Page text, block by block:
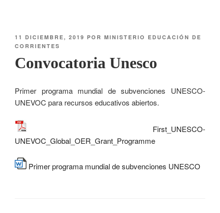
11 DICIEMBRE, 2019 POR MINISTERIO EDUCACIÓN DE
CORRIENTES
Convocatoria Unesco
Primer programa mundial de subvenciones UNESCO-
UNEVOC para recursos educativos abiertos.
First_UNESCO-
UNEVOC_Global_OER_Grant_Programme
Primer programa mundial de subvenciones UNESCO